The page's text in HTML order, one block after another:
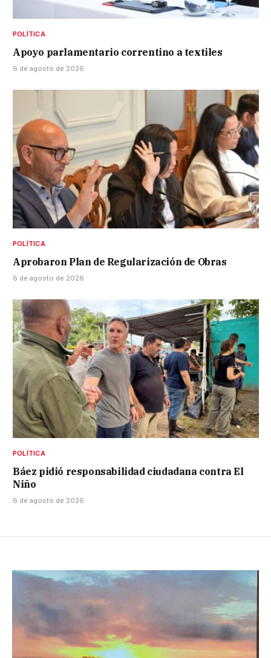
POLÍTICA
Apoyo parlamentario correntino a textiles
6 de agosto de 2026
POLÍTICA
Aprobaron Plan de Regularización de Obras
6 de agosto de 2026
POLÍTICA
Báez pidió responsabilidad ciudadana contra El
Niño
6 de agosto de 2026